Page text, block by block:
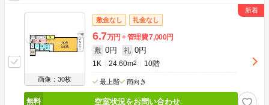
画像：30枚
敷金なし 礼金なし
6.7万円 管理費7,000円
敷 0円 礼 0円
1K 24.60m2 10階
最上階 南向き
空室状況をお問い合わせ